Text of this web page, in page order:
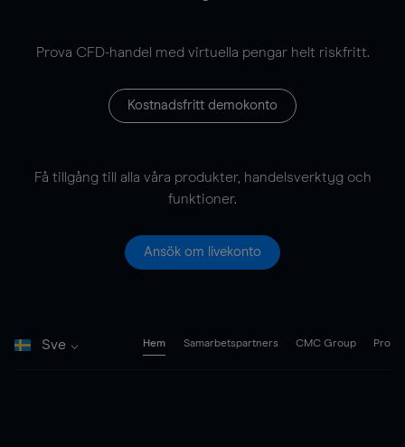
Prova CFD-handel med virtuella pengar helt riskfritt.
Kostnadsfritt demokonto
Få tillgång till alla våra produkter, handelsverktyg och
funktioner.
Ansök om livekonto
Sve Hem Samarbetspartners CMC Group Pro